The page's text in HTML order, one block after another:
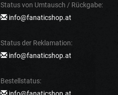
Status von Umtausch / Rückgabe:
info@fanaticshop.at
Status der Reklamation:
info@fanaticshop.at
Bestellstatus: